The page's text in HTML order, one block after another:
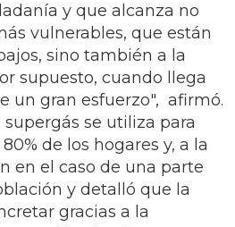
y que alcanza no
vulnerables, que están
sino también a la
supuesto, cuando llega
un gran esfuerzo", afirmó.
se utiliza para
de los hogares y, a la
en el caso de una parte
y detalló que la
gracias a la